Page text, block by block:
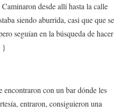
desde allí hasta la calle
siendo aburrida, casi que que se
seguían en la búsqueda de hacer
}
encontraron con un bar dónde les
, entraron, consiguieron una